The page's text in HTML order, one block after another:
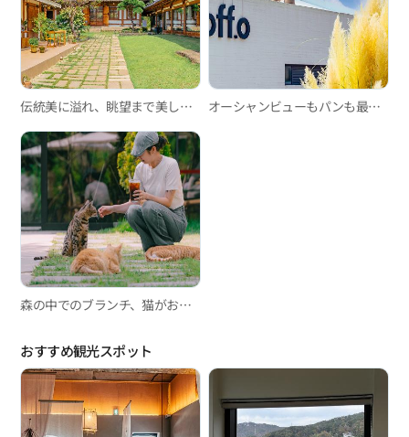
伝統美に溢れ、眺望まで美しい韓屋カフェPrest オーシャンビューもパンも最高、機張で話題の大型カフェ「off.o」
森の中でのブランチ、猫がお出迎えしてくれるおとぎ話のような空間「WOODY BROOK」
おすすめ観光スポット